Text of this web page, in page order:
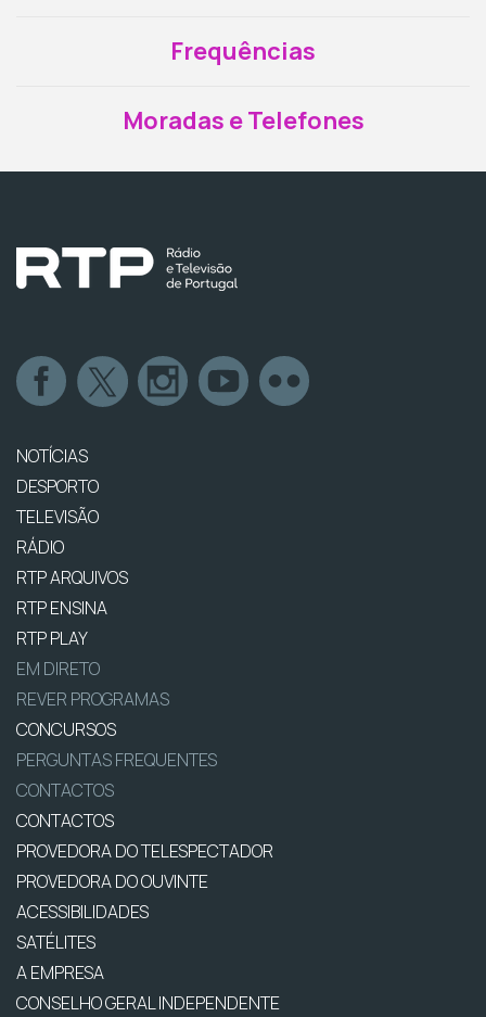
Frequências
Moradas e Telefones
NOTÍCIAS
DESPORTO
TELEVISÃO
RÁDIO
RTP ARQUIVOS
RTP ENSINA
RTP PLAY
EM DIRETO
REVER PROGRAMAS
CONCURSOS
PERGUNTAS FREQUENTES
CONTACTOS
CONTACTOS
PROVEDORA DO TELESPECTADOR
PROVEDORA DO OUVINTE
ACESSIBILIDADES
SATÉLITES
A EMPRESA
CONSELHO GERAL INDEPENDENTE